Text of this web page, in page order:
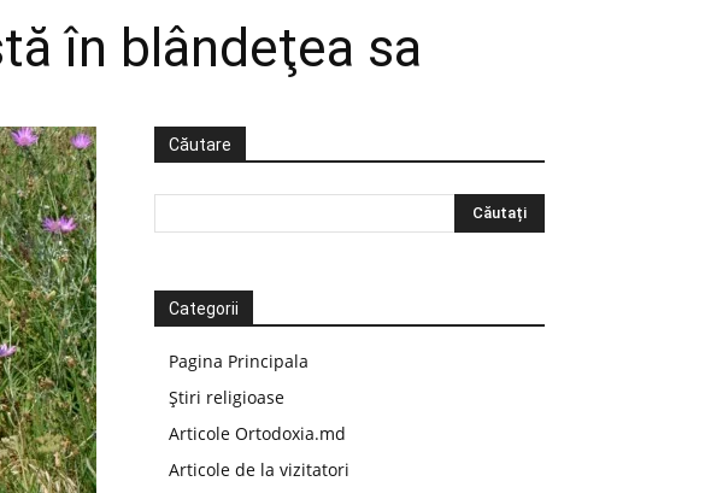
în blândeţea sa
Căutare
Categorii
Pagina Principala
Știri religioase
Articole Ortodoxia.md
Articole de la vizitatori